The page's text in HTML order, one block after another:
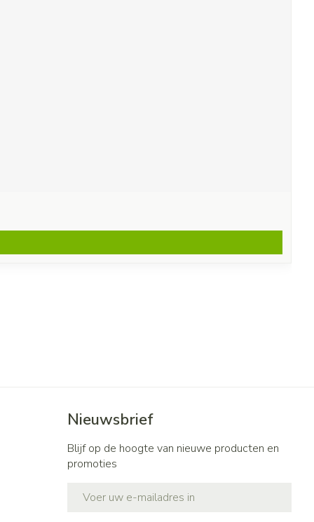
Nieuwsbrief
Blijf op de hoogte van nieuwe producten en
promoties